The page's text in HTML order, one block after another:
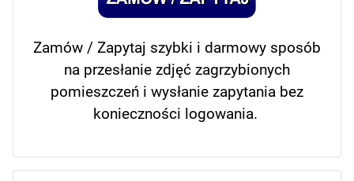
Zamów / Zapytaj szybki i darmowy sposób
na przesłanie zdjęć zagrzybionych
pomieszczeń i wysłanie zapytania bez
konieczności logowania.